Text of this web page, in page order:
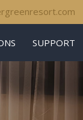
SUPPORT